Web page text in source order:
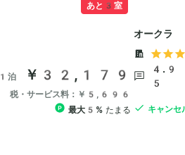
あと3室
1泊 ￥32,179
税・サービス料：￥5,696
最大5% たまる
オークラ
4.9
5
キャンセ